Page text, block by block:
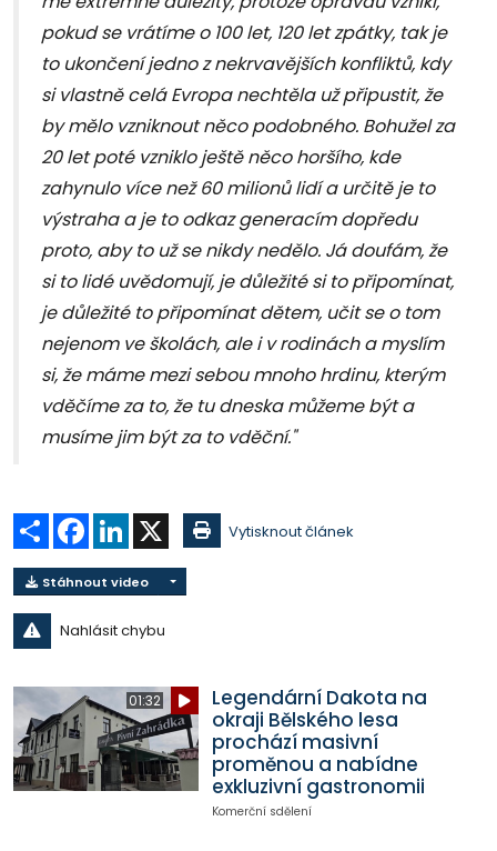
pokud se vrátíme o 100 let, 120 let zpátky, tak je
to ukončení jedno z nekrvavějších konfliktů, kdy
si vlastně celá Evropa nechtěla už připustit, že
by mělo vzniknout něco podobného. Bohužel za
20 let poté vzniklo ještě něco horšího, kde
zahynulo více než 60 milionů lidí a určitě je to
výstraha a je to odkaz generacím dopředu
proto, aby to už se nikdy nedělo. Já doufám, že
si to lidé uvědomují, je důležité si to připomínat,
je důležité to připomínat dětem, učit se o tom
nejenom ve školách, ale i v rodinách a myslím
si, že máme mezi sebou mnoho hrdinu, kterým
vděčíme za to, že tu dneska můžeme být a
musíme jim být za to vděční."
Sdílet Facebook
LinkedIn Vytisknout článek
Stáhnout video
Nahlásit chybu
01:32
Legendární Dakota na
okraji Bělského lesa
prochází masivní
proměnou a nabídne
exkluzivní gastronomii
Komerční sdělení